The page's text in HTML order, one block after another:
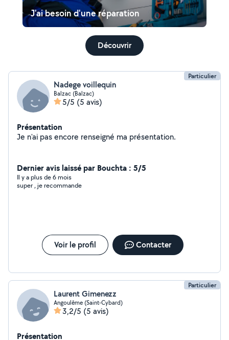
J'ai besoin d'une réparation
Découvrir
Particulier
Nadege voillequin
Balzac (Balzac)
5/5 (5 avis)
Présentation
Je n'ai pas encore renseigné ma présentation.
Dernier avis laissé par Bouchta : 5/5
Il y a plus de 6 mois
super , je recommande
Voir le profil Contacter
Particulier
Laurent Gimenezz
Angoulême (Saint-Cybard)
3,2/5 (5 avis)
Présentation